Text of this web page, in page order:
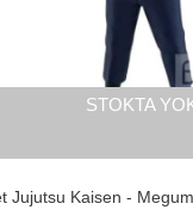
STOKTA
Jujutsu Kaisen -